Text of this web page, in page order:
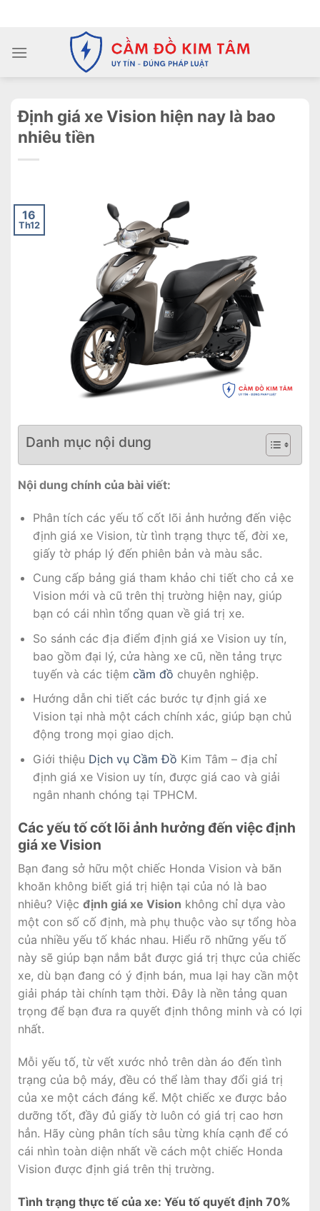
dung
Định giá xe Vision hiện nay là bao
nhiêu tiền
16
Th12
Danh mục nội dung
Nội dung chính của bài viết:
Phân tích các yếu tố cốt lõi ảnh hưởng đến việc
định giá xe Vision, từ tình trạng thực tế, đời xe,
giấy tờ pháp lý đến phiên bản và màu sắc.
Cung cấp bảng giá tham khảo chi tiết cho cả xe
Vision mới và cũ trên thị trường hiện nay, giúp
bạn có cái nhìn tổng quan về giá trị xe.
So sánh các địa điểm định giá xe Vision uy tín,
bao gồm đại lý, cửa hàng xe cũ, nền tảng trực
tuyến và các tiệm cầm đồ chuyên nghiệp.
Hướng dẫn chi tiết các bước tự định giá xe
Vision tại nhà một cách chính xác, giúp bạn chủ
động trong mọi giao dịch.
Giới thiệu Dịch vụ Cầm Đồ Kim Tâm – địa chỉ
định giá xe Vision uy tín, được giá cao và giải
ngân nhanh chóng tại TPHCM.
Các yếu tố cốt lõi ảnh hưởng đến việc định
giá xe Vision
Bạn đang sở hữu một chiếc Honda Vision và băn
khoăn không biết giá trị hiện tại của nó là bao
nhiêu? Việc định giá xe Vision không chỉ dựa vào
một con số cố định, mà phụ thuộc vào sự tổng hòa
của nhiều yếu tố khác nhau. Hiểu rõ những yếu tố
này sẽ giúp bạn nắm bắt được giá trị thực của chiếc
xe, dù bạn đang có ý định bán, mua lại hay cần một
giải pháp tài chính tạm thời. Đây là nền tảng quan
trọng để bạn đưa ra quyết định thông minh và có lợi
nhất.
Mỗi yếu tố, từ vết xước nhỏ trên dàn áo đến tình
trạng của bộ máy, đều có thể làm thay đổi giá trị
của xe một cách đáng kể. Một chiếc xe được bảo
dưỡng tốt, đầy đủ giấy tờ luôn có giá trị cao hơn
hẳn. Hãy cùng phân tích sâu từng khía cạnh để có
cái nhìn toàn diện nhất về cách một chiếc Honda
Vision được định giá trên thị trường.
Tình trạng thực tế của xe: Yếu tố quyết định 70%